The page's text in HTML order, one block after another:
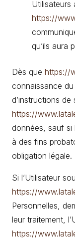
Utilisateurs
https://
qu’ils aura
Dès que https://
connaissance
d’instructions de
https://
données, sauf si
à des fins
obligation légale.
Si l’Utilisateur
https://
Personnelles,
leur traitement,
https://